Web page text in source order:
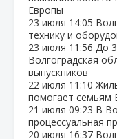
Европы
23 июля 14:05
технику и
23 июля 11:56 До
Волгоградская
выпускников
22 июля 11:10
помогает семьям
21 июля 09:23 В
процессуальная
20 июля 16:37